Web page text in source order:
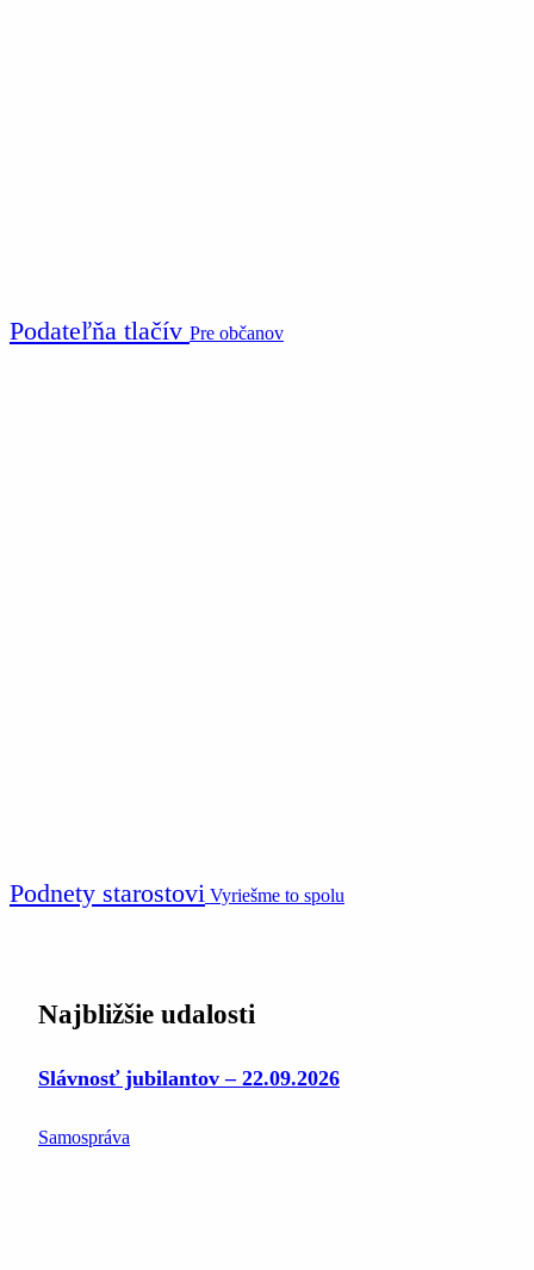
Podateľňa tlačív Pre občanov
Podnety starostovi Vyriešme to spolu
Najbližšie udalosti
Slávnosť jubilantov – 22.09.2026
Samospráva